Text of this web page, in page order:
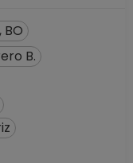
15-11-2018
B TC
de
01-05-2008
B.